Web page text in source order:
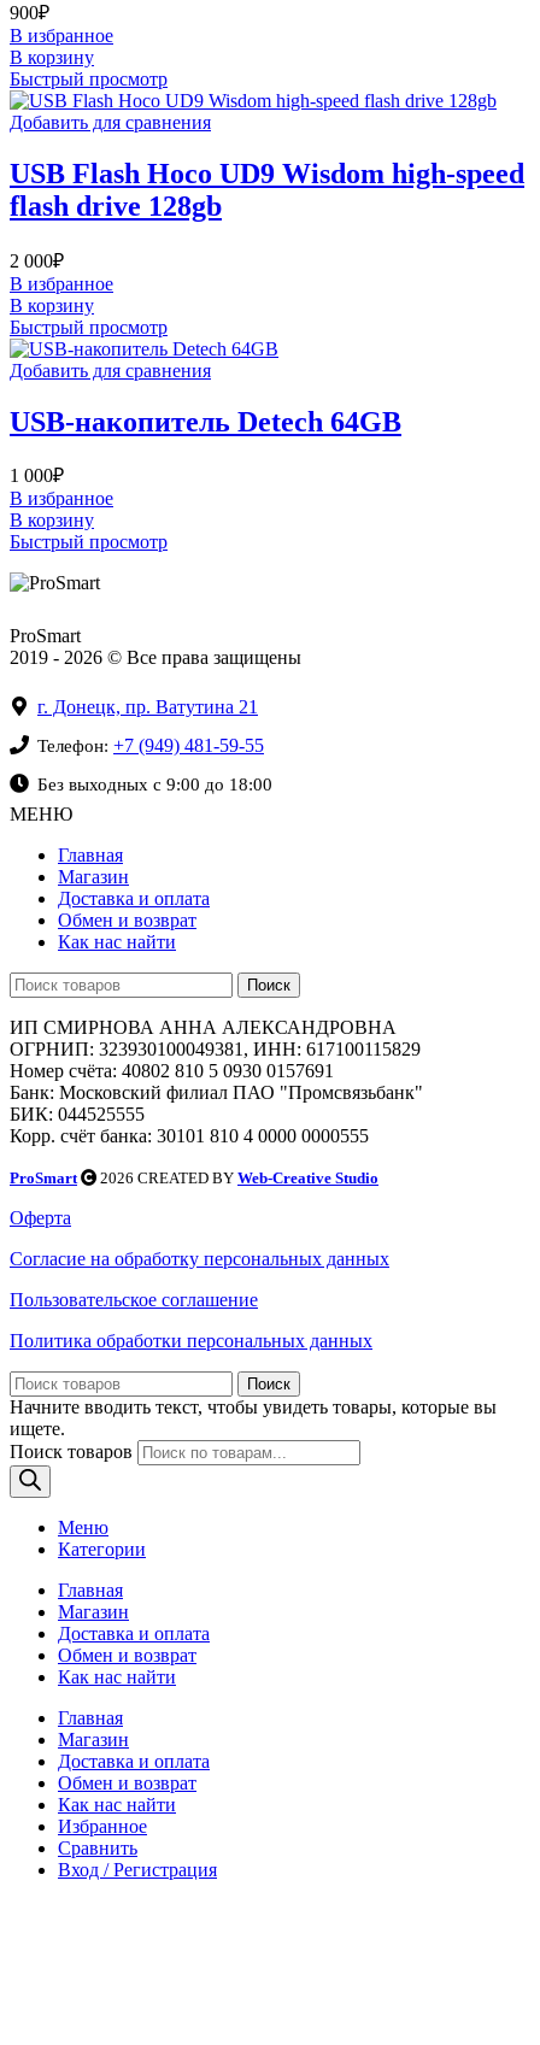
900₽
В избранное
В корзину
Быстрый просмотр
Добавить для сравнения
USB Flash Hoco UD9 Wisdom high-speed
flash drive 128gb
2 000₽
В избранное
В корзину
Быстрый просмотр
Добавить для сравнения
USB-накопитель Detech 64GB
1 000₽
В избранное
В корзину
Быстрый просмотр
ProSmart
2019 - 2026 © Все права защищены
г. Донецк, пр. Ватутина 21
Телефон: +7 (949) 481-59-55
Без выходных с 9:00 до 18:00
МЕНЮ
Главная
Магазин
Доставка и оплата
Обмен и возврат
Как нас найти
Поиск
ИП СМИРНОВА АННА АЛЕКСАНДРОВНА
ОГРНИП: 323930100049381, ИНН: 617100115829
Номер счёта: 40802 810 5 0930 0157691
Банк: Московский филиал ПАО "Промсвязьбанк"
БИК: 044525555
Корр. счёт банка: 30101 810 4 0000 0000555
ProSmart 2026 CREATED BY Web-Creative Studio
Оферта
Согласие на обработку персональных данных
Пользовательское соглашение
Политика обработки персональных данных
Поиск
Начните вводить текст, чтобы увидеть товары, которые вы
ищете.
Поиск товаров
Меню
Категории
Главная
Магазин
Доставка и оплата
Обмен и возврат
Как нас найти
Главная
Магазин
Доставка и оплата
Обмен и возврат
Как нас найти
Избранное
Сравнить
Вход / Регистрация